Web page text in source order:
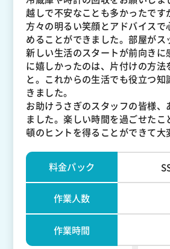
越しで不安なことも多かったです
方々の明るい笑顔とアドバイスで
めることができました。部屋がス
新しい生活のスタートが前向きに
に嬉しかったのは、片付けの方法
と。これからの生活でも役立つ知
きました。
お助けうさぎのスタッフの皆様、
ました。楽しい時間を過ごせたこ
頓のヒントを得ることができて大
料金パック
作業人数
作業時間